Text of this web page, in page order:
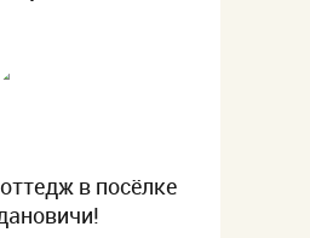
в посёлке